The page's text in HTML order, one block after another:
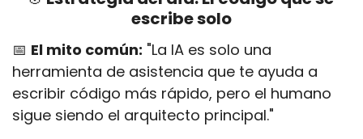
escribe solo
📅 El mito común: "La IA es solo una
herramienta de asistencia que te ayuda a
escribir código más rápido, pero el humano
sigue siendo el arquitecto principal."